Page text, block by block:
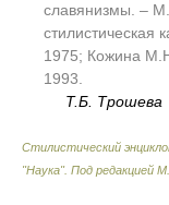
славянизмы. –
стилистическая
1975; Кожина
1993.
Т.Б. Трошева
Стилистический
"Наука". Под редакцией